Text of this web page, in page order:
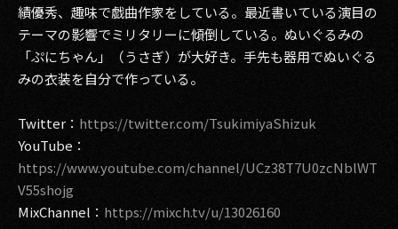
績優秀、趣味で戯曲作家をしている。最近書いている演目の
テーマの影響でミリタリーに傾倒している。ぬいぐるみの
「ぷにちゃん」（うさぎ）が大好き。手先も器用でぬいぐる
みの衣装を自分で作っている。
Twitter： https://twitter.com/TsukimiyaShizuk
YouTube：
https://www.youtube.com/channel/UCz38T7U0zcNblWT
V55shojg
MixChannel： https://mixch.tv/u/13026160